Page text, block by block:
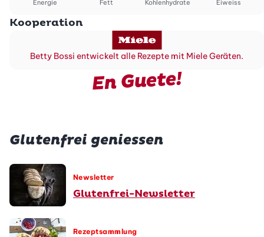
Energie Fett Kohlenhydrate Eiweiss
Kooperation
Betty Bossi entwickelt alle Rezepte mit Miele Geräten.
En Guete!
Glutenfrei geniessen
Newsletter
Glutenfrei-Newsletter
Rezeptsammlung